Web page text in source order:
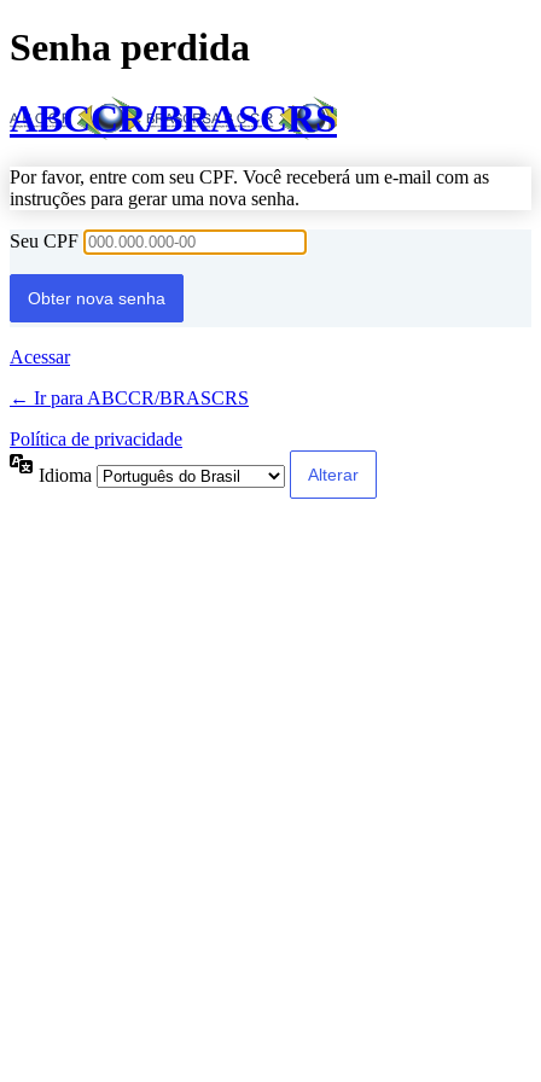
Senha perdida
ABCCR/BRASCRS
Por favor, entre com seu CPF. Você receberá um e-mail com as
instruções para gerar uma nova senha.
Seu CPF
Acessar
← Ir para ABCCR/BRASCRS
Política de privacidade
Idioma